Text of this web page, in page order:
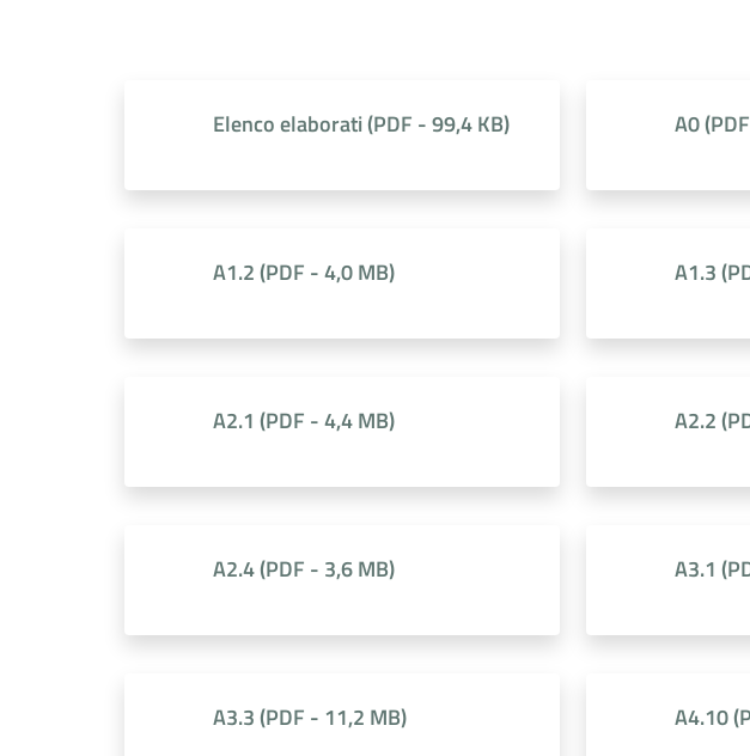
Elenco elaborati(PDF -99,4 KB) A0(PDF
A1.2(PDF -4,0 MB) A1.3(
A2.1 (PDF -4,4 MB) A2.2(
A2.4(PDF - 3,6 MB) A3.1 (
A3.3(PDF - 11,2 MB) A4.10(